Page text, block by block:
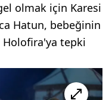
olmak için Karesi
Hatun, bebeğinin
tepki